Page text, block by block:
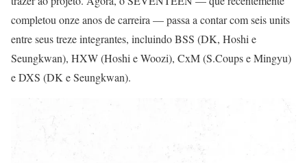
completou onze anos de carreira — passa a contar com seis units
entre seus treze integrantes, incluindo BSS (DK, Hoshi e
Seungkwan), HXW (Hoshi e Woozi), CxM (S.Coups e Mingyu)
e DXS (DK e Seungkwan).